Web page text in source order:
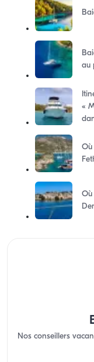
au
«
Où
Où
Nos conseillers